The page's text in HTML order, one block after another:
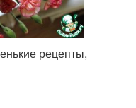
рецепты,